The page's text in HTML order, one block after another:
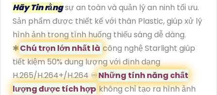
Hãy Tin rằngsự an toàn và quản lý an ninh tối ưu.
Sản phẩm được thiết kế với thân Plastic, giúp xử lý
hình ảnh trong tình huống thiếu sáng dễ dàng.
✱Chú trọn lớn nhất là công nghệ Starlight giúp
tiết kiệm 50% dung lượng với định dạng
H.265/H.264+/H.264 ♾Những tính năng chất
lượng được tích hợp không chỉ tạo ra hình ảnh